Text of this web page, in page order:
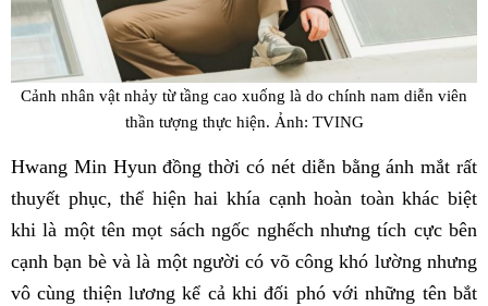
Cảnh nhân vật nhảy từ tầng cao xuống là do chính nam diễn viên
thần tượng thực hiện. Ảnh: TVING
Hwang Min Hyun đồng thời có nét diễn bằng ánh mắt rất
thuyết phục, thể hiện hai khía cạnh hoàn toàn khác biệt
khi là một tên mọt sách ngốc nghếch nhưng tích cực bên
cạnh bạn bè và là một người có võ công khó lường nhưng
vô cùng thiện lương kể cả khi đối phó với những tên bắt